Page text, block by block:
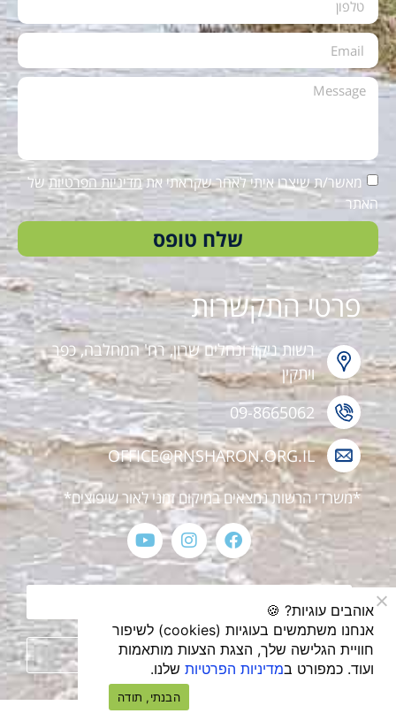
מאשר/ת שיצרו איתי לאחר שקראתי אתמדיניות הפרטיותשל
האתר
שלח טופס
פרטי התקשרות
רשות ניקוז ונחלים שרון, רח' המחלבה, כפר
ויתקין
09-8665062
OFFICE@RNSHARON.ORG.IL
*משרדי הרשות נמצאים במיקום זמני לאור שיפוצים*
מדיניות פרטיות
עיצוב ובניית אתרים webthenet
אוהבים עוגיות? 🍪
אנחנו משתמשים בעוגיות (cookies) לשיפור
חוויית הגלישה שלך, הצגת הצעות מותאמות
ועוד. כמפורט במדיניות הפרטיות שלנו.
הבנתי, תודה